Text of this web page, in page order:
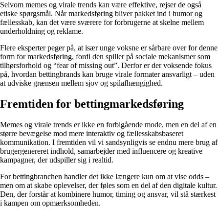
Selvom memes og virale trends kan være effektive, rejser de også
etiske spørgsmål. Når markedsføring bliver pakket ind i humor og
fællesskab, kan det være sværere for forbrugerne at skelne mellem
underholdning og reklame.
Flere eksperter peger på, at især unge voksne er sårbare over for denne
form for markedsføring, fordi den spiller på sociale mekanismer som
tilhørsforhold og “fear of missing out”. Derfor er der voksende fokus
på, hvordan bettingbrands kan bruge virale formater ansvarligt – uden
at udviske grænsen mellem sjov og spilafhængighed.
Fremtiden for bettingmarkedsføring
Memes og virale trends er ikke en forbigående mode, men en del af en
større bevægelse mod mere interaktiv og fællesskabsbaseret
kommunikation. I fremtiden vil vi sandsynligvis se endnu mere brug af
brugergenereret indhold, samarbejder med influencere og kreative
kampagner, der udspiller sig i realtid.
For bettingbranchen handler det ikke længere kun om at vise odds –
men om at skabe oplevelser, der føles som en del af den digitale kultur.
Den, der forstår at kombinere humor, timing og ansvar, vil stå stærkest
i kampen om opmærksomheden.